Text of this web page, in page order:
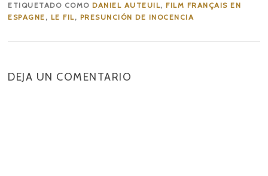
ETIQUETADO COMODANIEL AUTEUIL,FILM FRANÇAIS EN
ESPAGNE , LE FIL, PRESUNCIÓN DE INOCENCIA
DEJA UN COMENTARIO